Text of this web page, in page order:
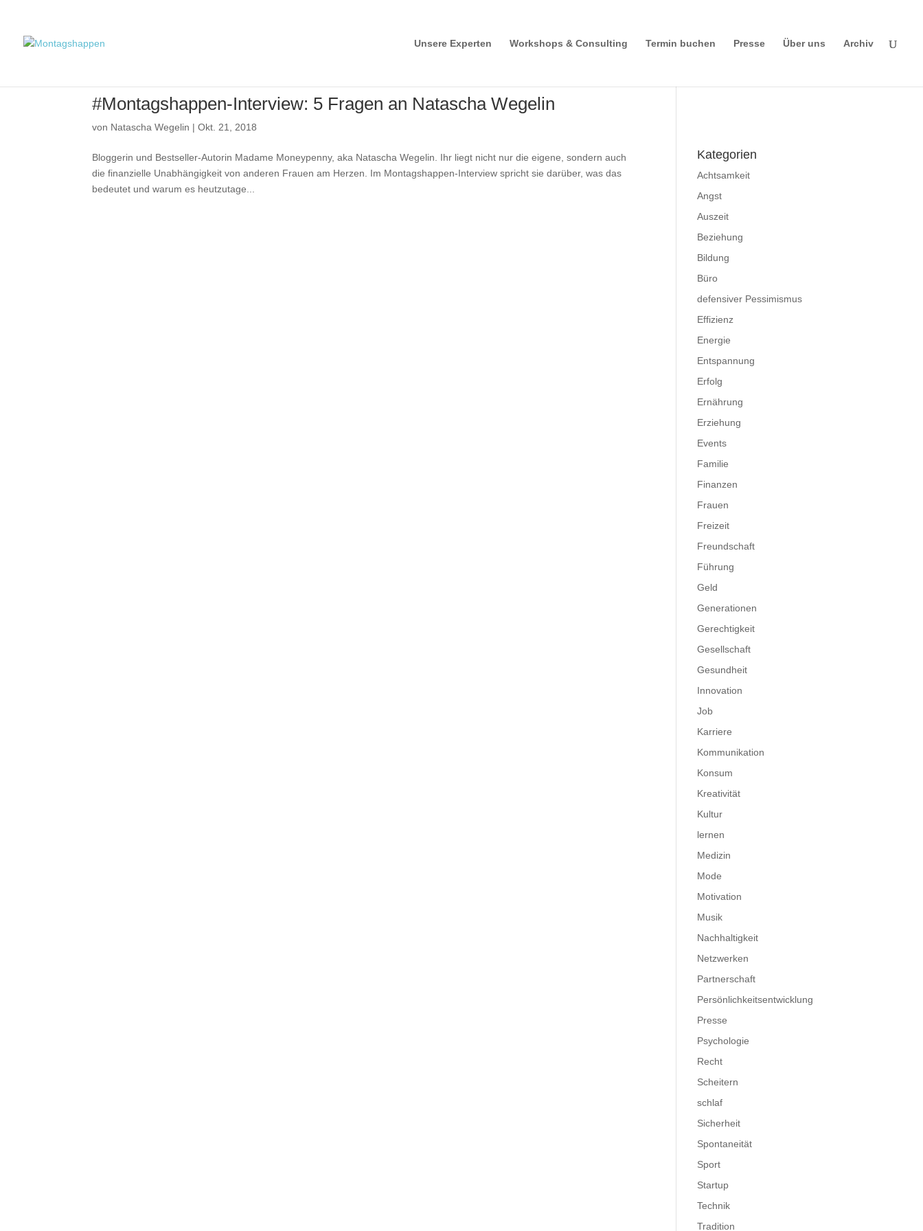
Unsere Experten Workshops & Consulting Termin buchen Presse Über uns Archiv
#Montagshappen-Interview: 5 Fragen an Natascha Wegelin
von Natascha Wegelin |Okt. 21, 2018
Bloggerin und Bestseller-Autorin Madame Moneypenny, aka Natascha Wegelin. Ihr liegt nicht nur die eigene, sondern auch
die finanzielle Unabhängigkeit von anderen Frauen am Herzen. Im Montagshappen-Interview spricht sie darüber, was das
bedeutet und warum es heutzutage...
Kategorien
Achtsamkeit
Angst
Auszeit
Beziehung
Bildung
Büro
defensiver Pessimismus
Effizienz
Energie
Entspannung
Erfolg
Ernährung
Erziehung
Events
Familie
Finanzen
Frauen
Freizeit
Freundschaft
Führung
Geld
Generationen
Gerechtigkeit
Gesellschaft
Gesundheit
Innovation
Job
Karriere
Kommunikation
Konsum
Kreativität
Kultur
lernen
Medizin
Mode
Motivation
Musik
Nachhaltigkeit
Netzwerken
Partnerschaft
Persönlichkeitsentwicklung
Presse
Psychologie
Recht
Scheitern
schlaf
Sicherheit
Spontaneität
Sport
Startup
Technik
Tradition